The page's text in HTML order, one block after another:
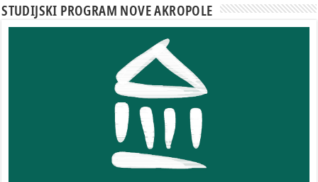
STUDIJSKI PROGRAM NOVE AKROPOLE